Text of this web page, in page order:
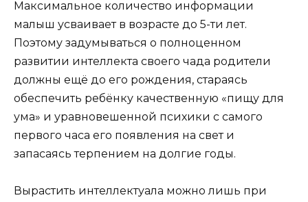
Максимальное количество информации
малыш усваивает в возрасте до 5-ти лет.
Поэтому задумываться о полноценном
развитии интеллекта своего чада родители
должны ещё до его рождения, стараясь
обеспечить ребёнку качественную «пищу для
ума» и уравновешенной психики с самого
первого часа его появления на свет и
запасаясь терпением на долгие годы.
Вырастить интеллектуала можно лишь при